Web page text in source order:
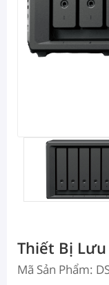
Thiết Bị Lưu
Mã Sản Phẩm: